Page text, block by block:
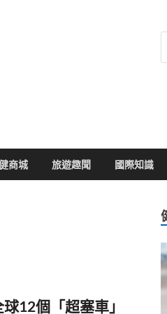
商城 旅遊趣聞 國際知識
12個「超塞車」